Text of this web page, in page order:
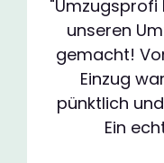
"Umzugsprofi
unseren
gemacht!
Einzug
pünktlich
Ein